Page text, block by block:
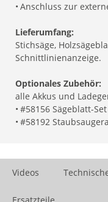
• Anschluss zur
Lieferumfang:
Stichsäge,
Schnittlinienanzeige.
Optionales Zubehör:
alle Akkus und
• #58156 Sägeblatt-Set
• #58192
Videos